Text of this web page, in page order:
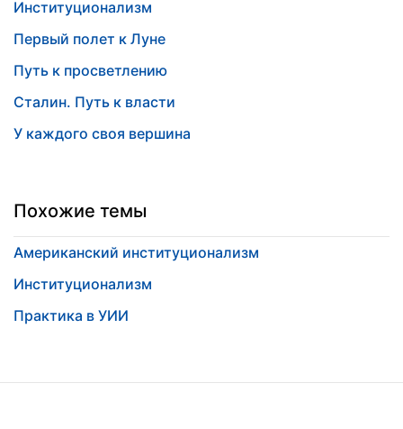
Институционализм
Первый полет к Луне
Путь к просветлению
Сталин. Путь к власти
У каждого своя вершина
Похожие темы
Американский институционализм
Институционализм
Практика в УИИ